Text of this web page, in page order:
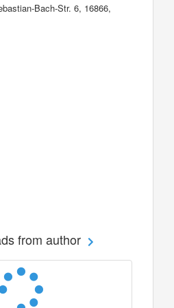
Bach-Str. 6, 16866,
from author